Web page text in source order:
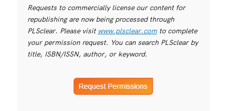
Requests to commercially license our content for
republishing are now being processed through
PLSclear. Please visit www.plsclear.comto complete
your permission request. You can search PLSclear by
title, ISBN/ISSN, author, or keyword.